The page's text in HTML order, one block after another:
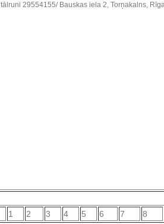
29554155/ Bauskas iela 2, Torņakalns,
1 2 3 4 5 6 7
8